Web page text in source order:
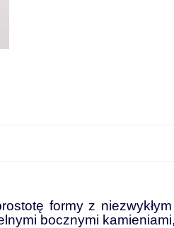
formyz niezwykłym
bocznymi kamieniami,